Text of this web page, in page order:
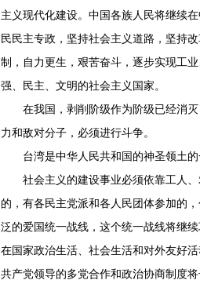
主义现代化建设。中国各族人民将继续
民民主专政，坚持社会主义道路，坚持
制，自力更生，艰苦奋斗，逐步实现工
强、民主、文明的社会主义国家。
在我国，剥削阶级作为阶级已经消灭
力和敌对分子，必须进行斗争。
台湾是中华人民共和国的神圣领土的
社会主义的建设事业必须依靠工人、
的，有各民主党派和各人民团体参加的
泛的爱国统一战线，这个统一战线将继
在国家政治生活、社会生活和对外友好
共产党领导的多党合作和政治协商制度将